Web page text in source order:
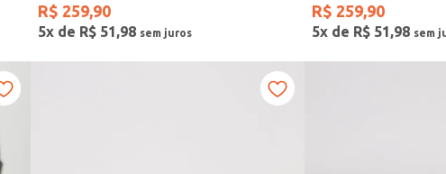
R$ 259,90
5x de R$ 51,98
R$ 259,90
5x de R$ 51,98